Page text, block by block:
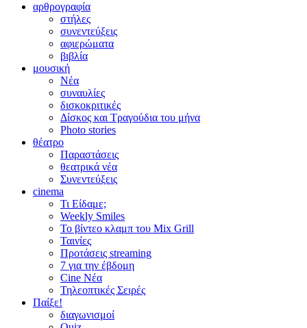
αρθρογραφία
στήλες
συνεντεύξεις
αφιερώματα
βιβλία
μουσική
Νέα
συναυλίες
δισκοκριτικές
Δίσκος και Τραγούδια του μήνα
Photo stories
θέατρο
Παραστάσεις
θεατρικά νέα
Συνεντεύξεις
cinema
Τι Είδαμε;
Weekly Smiles
Το βίντεο κλαμπ του Mix Grill
Ταινίες
Προτάσεις streaming
7 για την έβδομη
Cine Νέα
Τηλεοπτικές Σειρές
Παίξε!
διαγωνισμοί